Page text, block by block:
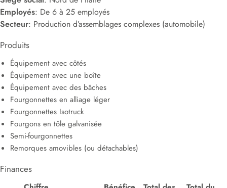
Employés: De 6 à 25 employés
Secteur: Production d’assemblages complexes (automobile)
Produits
Équipement avec côtés
Équipement avec une boîte
Équipement avec des bâches
Fourgonnettes en alliage léger
Fourgonnettes Isotruck
Fourgons en tôle galvanisée
Semi-fourgonnettes
Remorques amovibles (ou détachables)
Finances